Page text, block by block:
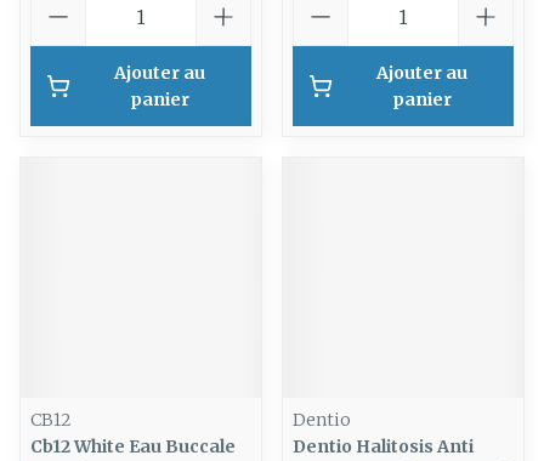
Ajouter au
panier
Ajouter au
panier
CB12
Cb12 White Eau Buccale
Dentio
Dentio Halitosis Anti